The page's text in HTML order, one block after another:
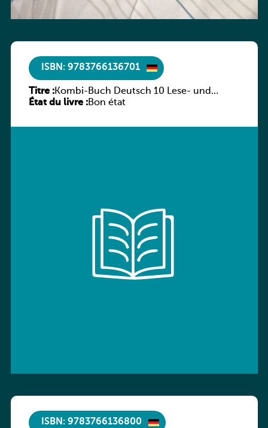
ISBN: 9783766136701
Titre :Kombi-Buch Deutsch 10 Lese- und
Sprachbuch
État du livre :Bon état
ISBN: 9783766136800